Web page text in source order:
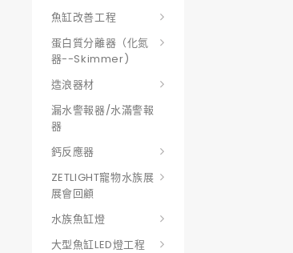
魚缸改善工程
蛋白質分離器（化氮
器--skimmer)
造浪器材
漏水警報器/水滿警報
器
鈣反應器
ZETLIGHT寵物水族展
展會回顧
水族魚缸燈
大型魚缸LED燈工程